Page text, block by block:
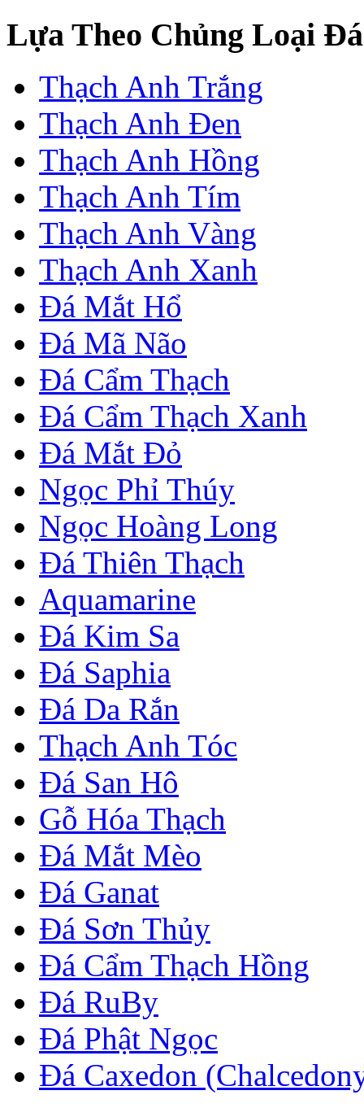
Lựa Theo Chủng Loại Đá
Thạch Anh Trắng
Thạch Anh Đen
Thạch Anh Hồng
Thạch Anh Tím
Thạch Anh Vàng
Thạch Anh Xanh
Đá Mắt Hổ
Đá Mã Não
Đá Cẩm Thạch
Đá Cẩm Thạch Xanh
Đá Mắt Đỏ
Ngọc Phỉ Thúy
Ngọc Hoàng Long
Đá Thiên Thạch
Aquamarine
Đá Kim Sa
Đá Saphia
Đá Da Rắn
Thạch Anh Tóc
Đá San Hô
Gỗ Hóa Thạch
Đá Mắt Mèo
Đá Ganat
Đá Sơn Thủy
Đá Cẩm Thạch Hồng
Đá RuBy
Đá Phật Ngọc
Đá Caxedon